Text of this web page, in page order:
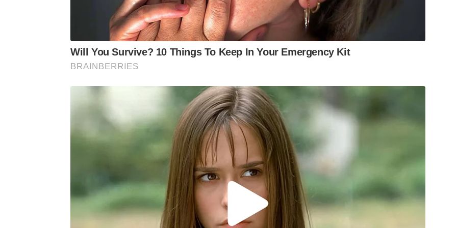
Will You Survive? 10 Things To Keep In Your Emergency Kit
BRAINBERRIES